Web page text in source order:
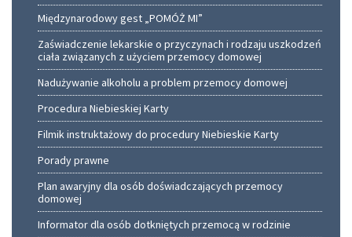
Międzynarodowy gest „POMÓŻ MI”
Zaświadczenie lekarskie o przyczynach i rodzaju uszkodzeń
ciała związanych z użyciem przemocy domowej
Nadużywanie alkoholu a problem przemocy domowej
Procedura Niebieskiej Karty
Filmik instruktażowy do procedury Niebieskie Karty
Porady prawne
Plan awaryjny dla osób doświadczających przemocy
domowej
Informator dla osób dotkniętych przemocą w rodzinie